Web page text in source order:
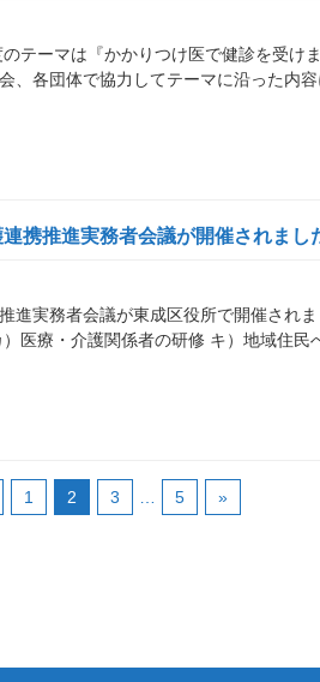
テーマは『かかりつけ医で健診を受け
、各団体で協力してテーマに沿った内容
携推進実務者会議が開催されまし
進実務者会議が東成区役所で開催され
医療・介護関係者の研修 キ）地域住民
1 2 3 5 »